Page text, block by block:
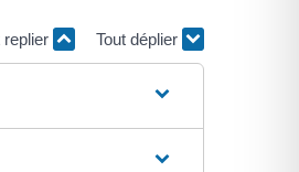
replier Tout déplier